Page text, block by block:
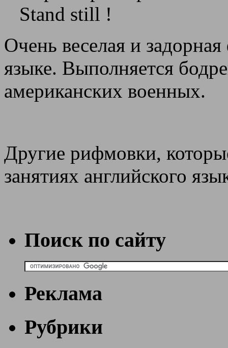
Stand still !
Очень веселая и
языке. Выполняется
американских военных.
Другие рифмовки,
занятиях английского
Поиск по сайту
Реклама
Рубрики